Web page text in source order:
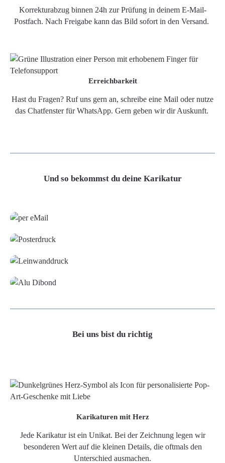
Korrekturabzug binnen 24h zur Prüfung in deinem E-Mail-
Postfach. Nach Freigabe kann das Bild sofort in den Versand.
Erreichbarkeit
Hast du Fragen? Ruf uns gern an, schreibe eine Mail oder nutze
das Chatfenster für WhatsApp. Gern geben wir dir Auskunft.
Und so bekommst du deine Karikatur
Bei uns bist du richtig
Karikaturen mit Herz
Jede Karikatur ist ein Unikat. Bei der Zeichnung legen wir
besonderen Wert auf die kleinen Details, die oftmals den
Unterschied ausmachen.